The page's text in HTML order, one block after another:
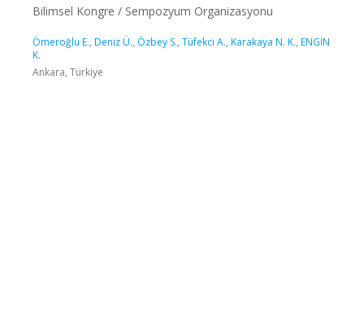
Bilimsel Kongre / Sempozyum Organizasyonu
Ömeroğlu E., Deniz Ü., Özbey S., Tüfekci A., Karakaya N. K., ENGİN
K.
Ankara, Türkiye